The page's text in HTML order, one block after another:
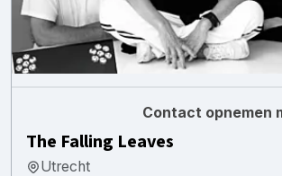
Contact opnemen
The Falling Leaves
Utrecht